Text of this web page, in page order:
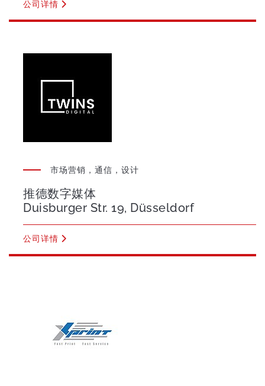
公司详情
市场营销，通信，设计
推德数字媒体
Duisburger Str. 19, Düsseldorf
公司详情